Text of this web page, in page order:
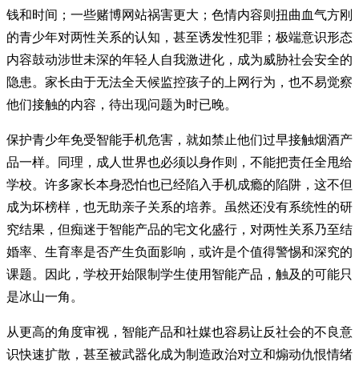
钱和时间；一些赌博网站祸害更大；色情内容则扭曲血气方刚
的青少年对两性关系的认知，甚至诱发性犯罪；极端意识形态
内容鼓动涉世未深的年轻人自我激进化，成为威胁社会安全的
隐患。家长由于无法全天候监控孩子的上网行为，也不易觉察
他们接触的内容，待出现问题为时已晚。
保护青少年免受智能手机危害，就如禁止他们过早接触烟酒产
品一样。同理，成人世界也必须以身作则，不能把责任全甩给
学校。许多家长本身恐怕也已经陷入手机成瘾的陷阱，这不但
成为坏榜样，也无助亲子关系的培养。虽然还没有系统性的研
究结果，但痴迷于智能产品的宅文化盛行，对两性关系乃至结
婚率、生育率是否产生负面影响，或许是个值得警惕和深究的
课题。因此，学校开始限制学生使用智能产品，触及的可能只
是冰山一角。
从更高的角度审视，智能产品和社媒也容易让反社会的不良意
识快速扩散，甚至被武器化成为制造政治对立和煽动仇恨情绪